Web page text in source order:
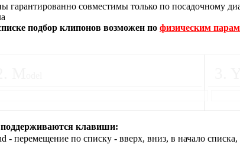
совместимы только по посадочному
подбор клипонов возможен по физическим
клавиши:
- перемещение по списку - вверх, вниз, в начало списка,